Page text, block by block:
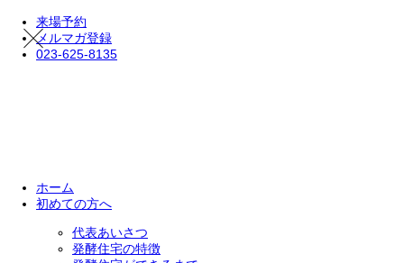
来場予約
メルマガ登録
023-625-8135
ホーム
初めての方へ
代表あいさつ
発酵住宅の特徴